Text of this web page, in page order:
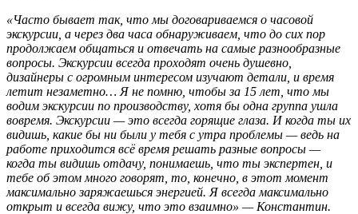
«Часто бывает так, что мы договариваемся о часовой
экскурсии, а через два часа обнаруживаем, что до сих пор
продолжаем общаться и отвечать на самые разнообразные
вопросы. Экскурсии всегда проходят очень душевно,
дизайнеры с огромным интересом изучают детали, и время
летит незаметно… Я не помню, чтобы за 15 лет, что мы
водим экскурсии по производству, хотя бы одна группа ушла
вовремя. Экскурсии — это всегда горящие глаза. И когда ты их
видишь, какие бы ни были у тебя с утра проблемы — ведь на
работе приходится всё время решать разные вопросы —
когда ты видишь отдачу, понимаешь, что ты экспертен, и
тебе об этом много говорят, то, конечно, в этот момент
максимально заряжаешься энергией. Я всегда максимально
открыт и всегда вижу, что это взаимно» — Константин.